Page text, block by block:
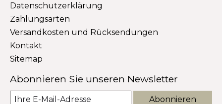
Datenschutzerklärung
Zahlungsarten
Versandkosten und Rücksendungen
Kontakt
Sitemap
Abonnieren Sie unseren Newsletter
Abonnieren